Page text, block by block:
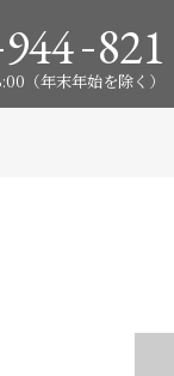
944-821
（年末年始を除く）